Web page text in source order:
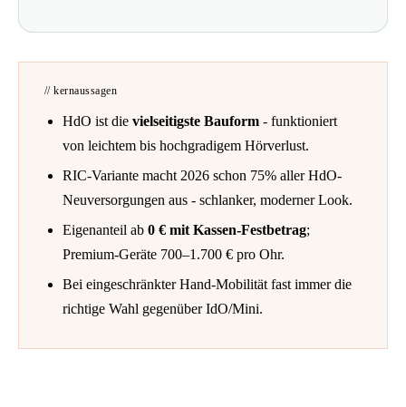
// kernaussagen
HdO ist die vielseitigste Bauform - funktioniert
von leichtem bis hochgradigem Hörverlust.
RIC-Variante macht 2026 schon 75% aller HdO-
Neuversorgungen aus - schlanker, moderner Look.
Eigenanteil ab 0 € mit Kassen-Festbetrag;
Premium-Geräte 700–1.700 € pro Ohr.
Bei eingeschränkter Hand-Mobilität fast immer die
richtige Wahl gegenüber IdO/Mini.